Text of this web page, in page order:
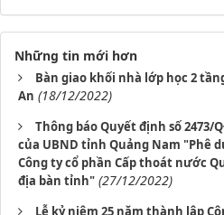
Những tin mới hơn
Bàn giao khối nhà lớp học 2
An (18/12/2022)
Thông báo Quyết định số 2473/
của UBND tỉnh Quảng Nam "Phê
Công ty cổ phần Cấp thoát nước
địa bàn tỉnh" (27/12/2022)
Lễ kỷ niệm 25 năm thành lập